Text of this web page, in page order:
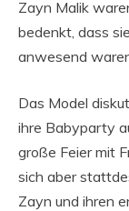
Zayn Malik
bedenkt, dass
anwesend
Das Model
ihre Babyparty
große Feier mit
sich aber
Zayn und ihren